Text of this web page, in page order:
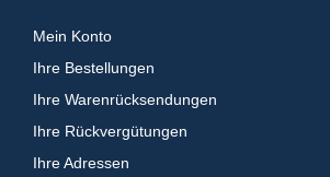
Mein Konto
Ihre Bestellungen
Ihre Warenrücksendungen
Ihre Rückvergütungen
Ihre Adressen